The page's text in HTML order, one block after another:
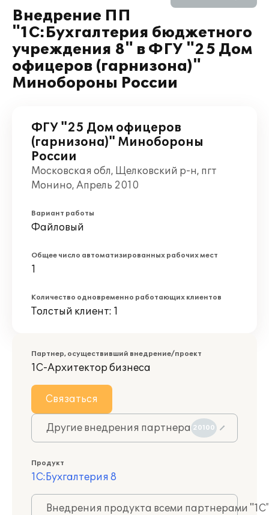
Внедрение ПП
"1С:Бухгалтерия бюджетного
учреждения 8" в ФГУ "25 Дом
офицеров (гарнизона)"
Минобороны России
ФГУ "25 Дом офицеров
(гарнизона)" Минобороны
России
Московская обл, Щелковский р-н, пгт
Монино, Апрель 2010
Вариант работы
Файловый
Общее число автоматизированных рабочих мест
1
Количество одновременно работающих клиентов
Толстый клиент: 1
Партнер, осуществивший внедрение/проект
1С-Архитектор бизнеса
Связаться
Другие внедрения партнера 20100
Продукт
1С:Бухгалтерия 8
Внедрения продукта всеми партнерами